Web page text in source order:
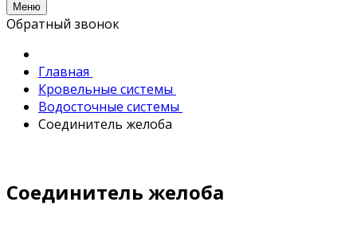
Меню
Обратный звонок
Главная
Кровельные системы
Водосточные системы
Соединитель желоба
Соединитель желоба